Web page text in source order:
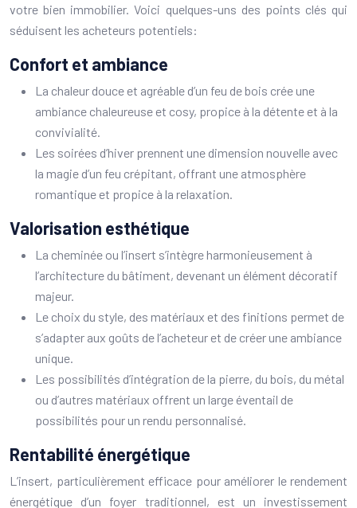
votre bien immobilier. Voici quelques-uns des points clés qui
séduisent les acheteurs potentiels:
Confort et ambiance
La chaleur douce et agréable d’un feu de bois crée une
ambiance chaleureuse et cosy, propice à la détente et à la
convivialité.
Les soirées d’hiver prennent une dimension nouvelle avec
la magie d’un feu crépitant, offrant une atmosphère
romantique et propice à la relaxation.
Valorisation esthétique
La cheminée ou l’insert s’intègre harmonieusement à
l’architecture du bâtiment, devenant un élément décoratif
majeur.
Le choix du style, des matériaux et des finitions permet de
s’adapter aux goûts de l’acheteur et de créer une ambiance
unique.
Les possibilités d’intégration de la pierre, du bois, du métal
ou d’autres matériaux offrent un large éventail de
possibilités pour un rendu personnalisé.
Rentabilité énergétique
L’insert, particulièrement efficace pour améliorer le rendement
énergétique d’un foyer traditionnel, est un investissement